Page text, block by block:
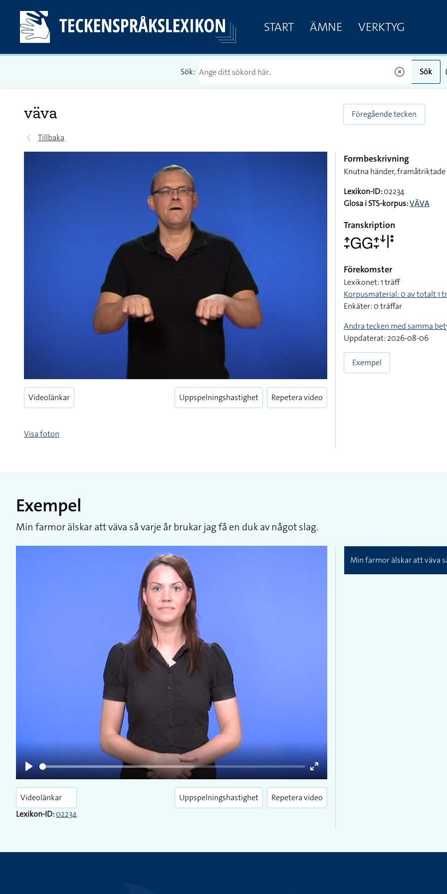
START ÄMNE VERKTYG
Sök: Sök
väva
Tillbaka
Föregående tecken
Videolänkar Uppspelningshastighet Repetera video
Visa foton
Formbeskrivning
Knutna händer,
Lexikon-ID:02234
Glosa i STS-korpus:VÄVA
Transkription
􌤴􌥙􌤦􌤦􌤴􌥙􌦄􌥼􌥻
Förekomster
Lexikonet: 1 träff
Korpusmaterial: 0 av totalt 1
Enkäter: 0 träffar
Andra tecken med samma
Uppdaterat: 2026-08-06
Exempel
Exempel
Min farmor älskar att väva så varje år brukar jag få en duk av något slag.
Play
Enter
fullscreen
Videolänkar
Lexikon-ID:02234
Uppspelningshastighet Repetera video
Min farmor älskar att väva